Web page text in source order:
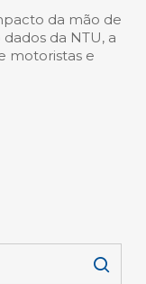
da mão de
da NTU, a
motoristas e